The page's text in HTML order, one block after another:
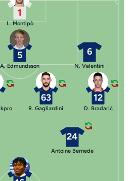
1
L. Montipò
6
N. Valentini
5
A. Edmundsson
12
D. Bradarić
63
R. Gagliardini
24
Antoine Bernede